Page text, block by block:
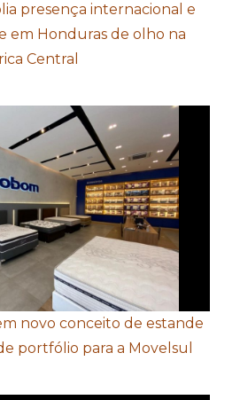
presença internacional e
em Honduras de olho na
Central
novo conceito de estande
portfólio para a Movelsul